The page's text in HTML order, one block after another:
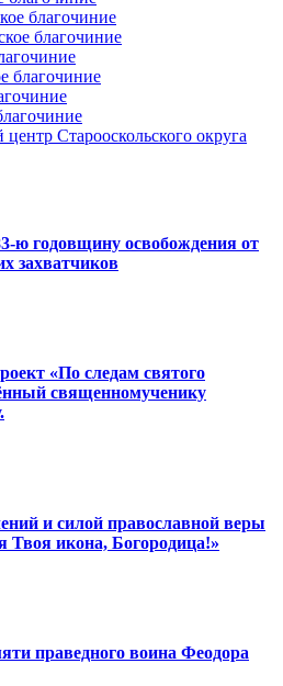
благочиние
благочиние
благочиние
Старооскольского округа
ю годовщину освобождения от
захватчиков
«По следам святого
священномученику
и силой православной веры
Твоя икона, Богородица!»
праведного воина Феодора